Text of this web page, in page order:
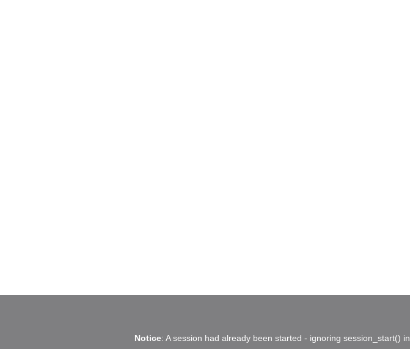
Notice: A session had already been started - ignoring session_start() in